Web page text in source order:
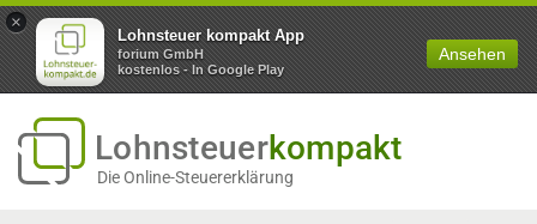
×
Lohnsteuer kompakt App
forium GmbH
kostenlos - In Google Play
Ansehen
Lohnsteuerkompakt
Die Online-Steuererklärung